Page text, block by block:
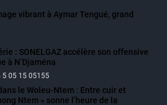
vibrant à Aymar Tengué, grand
: SONELGAZ accélère son offensive
à N’Djaména
5 05 15 05155
le Woleu-Ntem : Entre cuir et
Ntem » sonne l’heure de la